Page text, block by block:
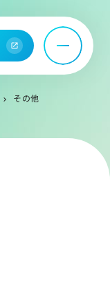
open_in_new
chevron_right その他